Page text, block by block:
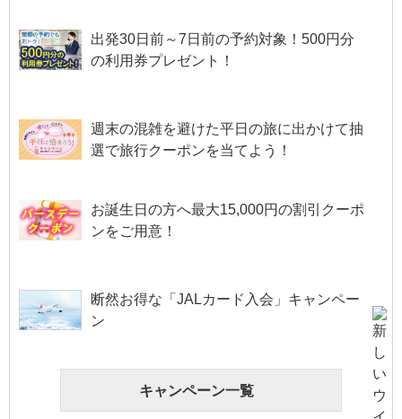
出発30日前～7日前の予約対象！500円分
の利用券プレゼント！
週末の混雑を避けた平日の旅に出かけて抽
選で旅行クーポンを当てよう！
お誕生日の方へ最大15,000円の割引クーポ
ンをご用意！
断然お得な「JALカード入会」キャンペー
ン
キャンペーン一覧